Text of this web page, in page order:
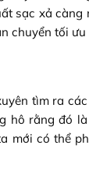
sạc xả càng
chuyển tối ưu
tìm ra
hô rằng đó
mới có thể